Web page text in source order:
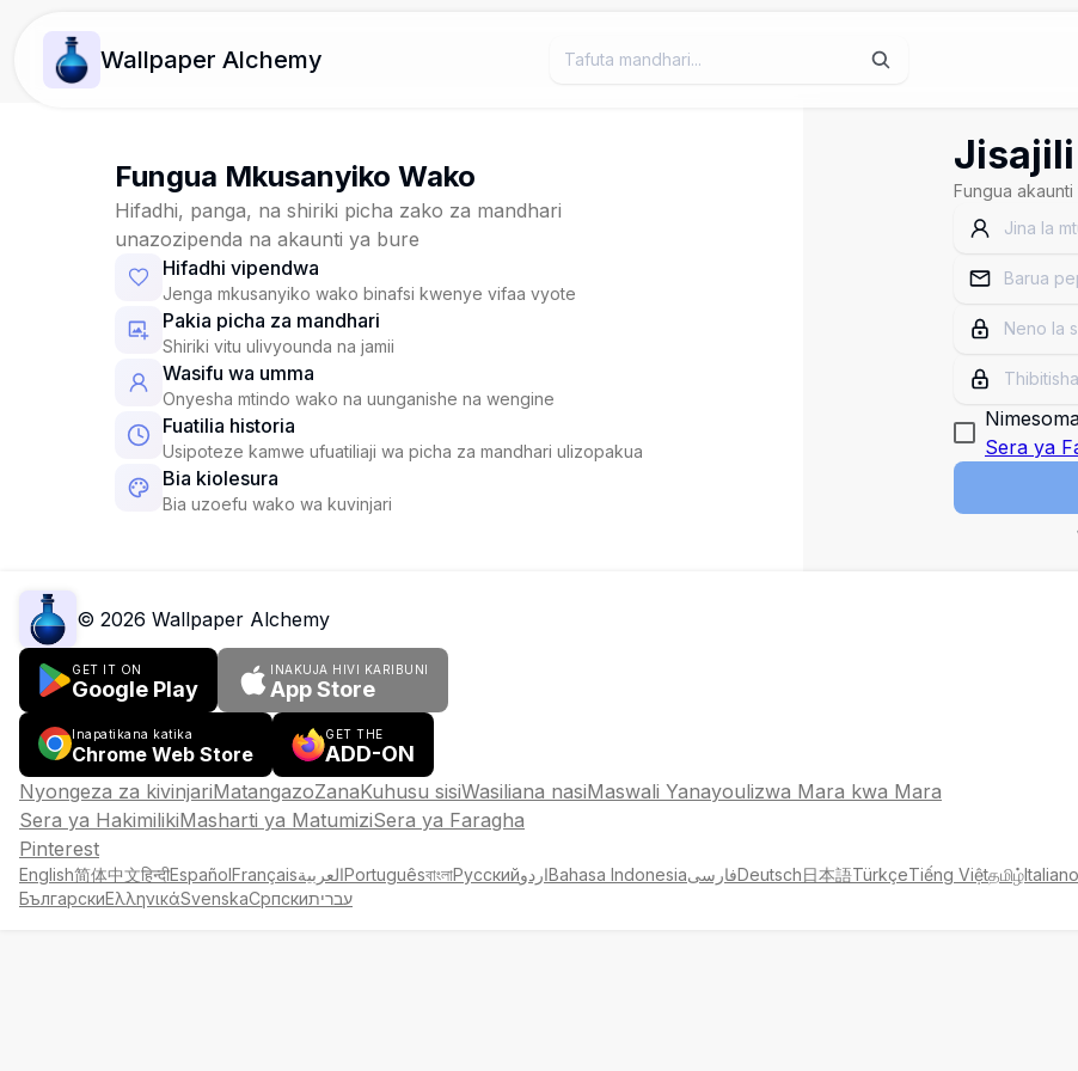
Wallpaper Alchemy
Fungua Mkusanyiko Wako
Hifadhi, panga, na shiriki picha zako za mandhari
unazozipenda na akaunti ya bure
Hifadhi vipendwa
Jenga mkusanyiko wako binafsi kwenye vifaa vyote
Pakia picha za mandhari
Shiriki vitu ulivyounda na jamii
Wasifu wa umma
Onyesha mtindo wako na uunganishe na wengine
Fuatilia historia
Usipoteze kamwe ufuatiliaji wa picha za mandhari ulizopakua
Bia kiolesura
Bia uzoefu wako wa kuvinjari
Jisajili
Fungua
Sera ya
© 2026 Wallpaper Alchemy
GET IT ON
Google Play
INAKUJA HIVI KARIBUNI
App Store
Inapatikana katika
Chrome Web Store
GET THE
ADD-ON
Nyongeza za kivinjariMatangazoZanaKuhusu sisiWasiliana nasiMaswali Yanayoulizwa Mara kwa Mara
Sera ya HakimilikiMasharti ya MatumiziSera ya Faragha
Pinterest
English简体中文हिन्दीEspañolFrançaisالعربيةPortuguêsবাংলাРусскийاردوBahasa IndonesiaفارسیDeutsch日本語TürkçeTiếng Việtதமிழ்Italiano
БългарскиΕλληνικάSvenskaСрпскиעברית